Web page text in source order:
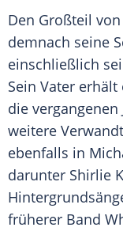
Den Großteil von
demnach seine
einschließlich
Sein Vater
die
weitere
ebenfalls in
darunter Shirlie
früherer Band